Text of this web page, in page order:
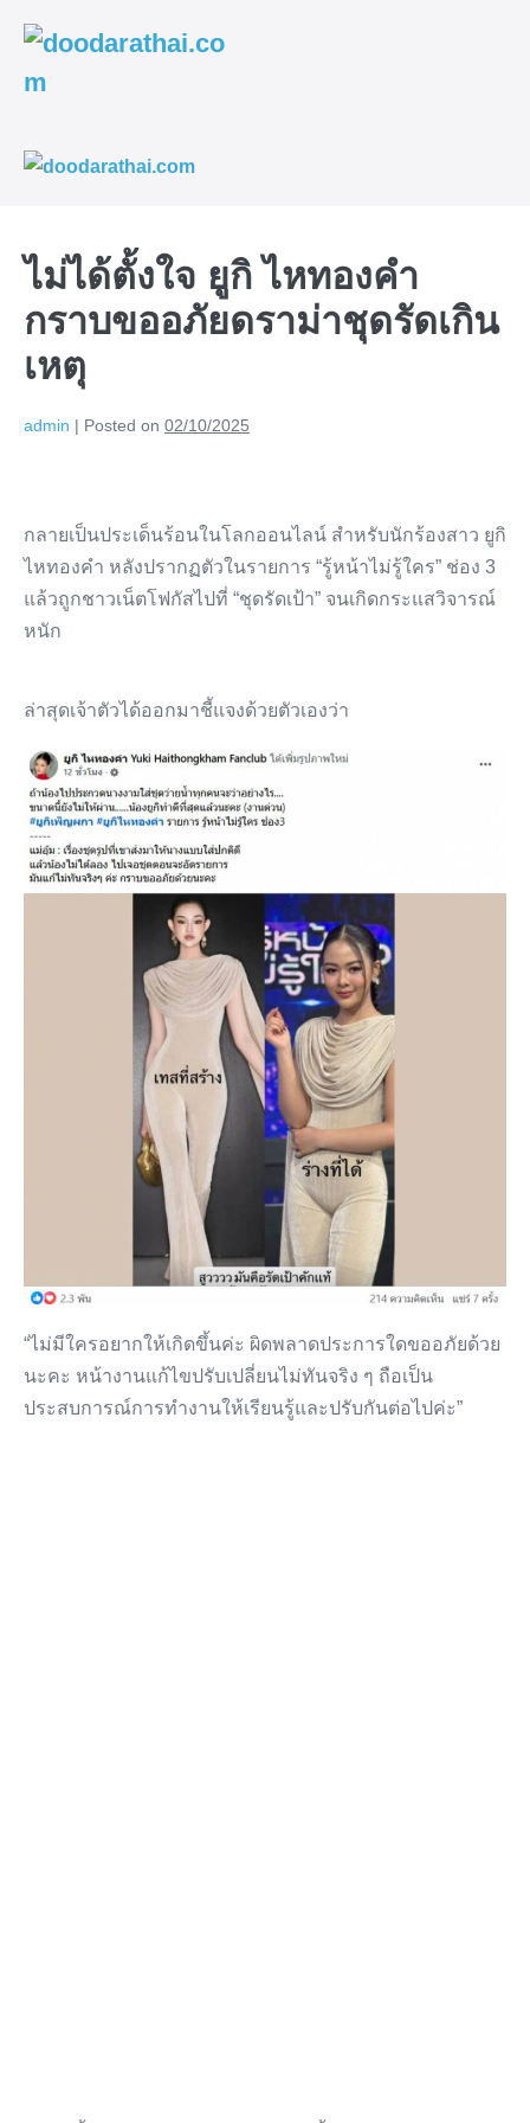
content
ไม่ได้ตั้งใจ ยูกิ ไหทองคำ
กราบขออภัยดราม่าชุดรัดเกิน
เหตุ
admin | Posted on 02/10/2025
กลายเป็นประเด็นร้อนในโลกออนไลน์ สำหรับนักร้องสาว ยูกิ
ไหทองคำ หลังปรากฏตัวในรายการ “รู้หน้าไม่รู้ใคร” ช่อง 3
แล้วถูกชาวเน็ตโฟกัสไปที่ “ชุดรัดเป้า” จนเกิดกระแสวิจารณ์
หนัก
ล่าสุดเจ้าตัวได้ออกมาชี้แจงด้วยตัวเองว่า
“ไม่มีใครอยากให้เกิดขึ้นค่ะ ผิดพลาดประการใดขออภัยด้วย
นะคะ หน้างานแก้ไขปรับเปลี่ยนไม่ทันจริง ๆ ถือเป็น
ประสบการณ์การทำงานให้เรียนรู้และปรับกันต่อไปค่ะ”